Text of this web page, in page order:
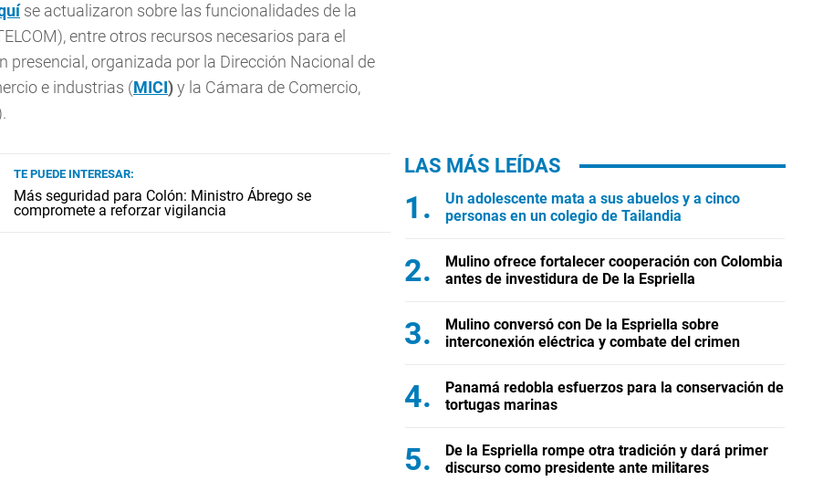
se actualizaron sobre las funcionalidades de la
entre otros recursos necesarios para el
organizada por la Dirección Nacional de
e industrias (MICI)y la Cámara de Comercio,
TE PUEDE INTERESAR:
Más seguridad para Colón: Ministro Ábrego se
compromete a reforzar vigilancia
LAS MÁS LEÍDAS
Un adolescente mata a sus abuelos y a cinco
personas en un colegio de Tailandia
Mulino ofrece fortalecer cooperación con Colombia
antes de investidura de De la Espriella
Mulino conversó con De la Espriella sobre
interconexión eléctrica y combate del crimen
Panamá redobla esfuerzos para la conservación de
tortugas marinas
De la Espriella rompe otra tradición y dará primer
discurso como presidente ante militares